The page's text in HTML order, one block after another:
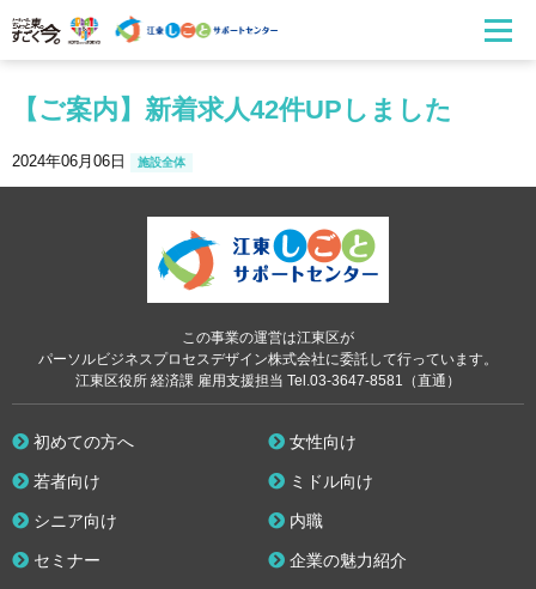
【ご案内】新着求人42件UPしました
2024年06月06日 施設全体
この事業の運営は江東区が
パーソルビジネスプロセスデザイン株式会社に委託して行っています。
江東区役所 経済課 雇用支援担当 Tel.03-3647-8581（直通）
初めての方へ 女性向け
若者向け ミドル向け
シニア向け 内職
セミナー 企業の魅力紹介